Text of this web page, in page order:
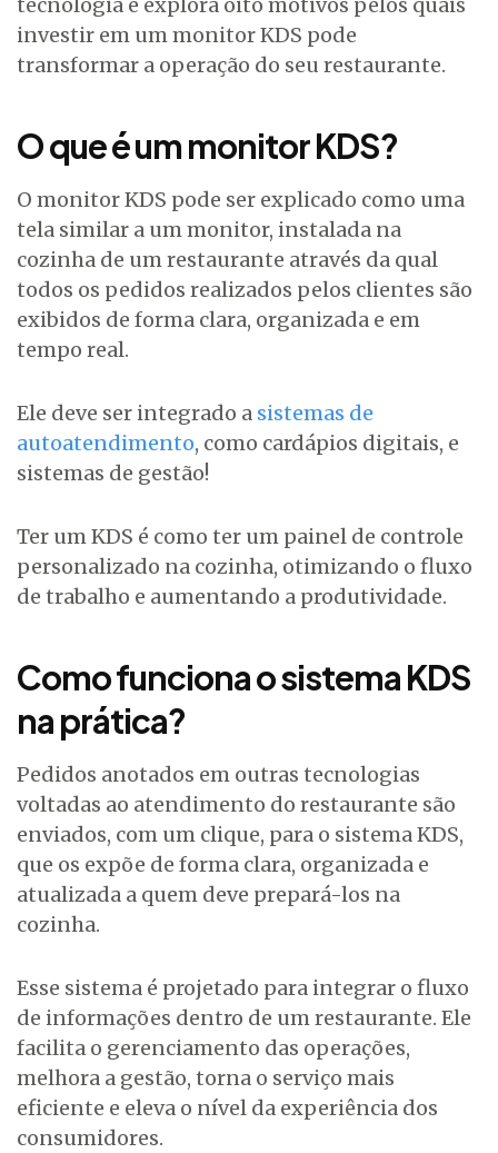
tecnologia e explora oito motivos pelos quais
investir em um monitor KDS pode
transformar a operação do seu restaurante.
O que é um monitor KDS?
O monitor KDS pode ser explicado como uma
tela similar a um monitor, instalada na
cozinha de um restaurante através da qual
todos os pedidos realizados pelos clientes são
exibidos de forma clara, organizada e em
tempo real.
Ele deve ser integrado a sistemas de
autoatendimento, como cardápios digitais, e
sistemas de gestão!
Ter um KDS é como ter um painel de controle
personalizado na cozinha, otimizando o fluxo
de trabalho e aumentando a produtividade.
Como funciona o sistema KDS
na prática?
Pedidos anotados em outras tecnologias
voltadas ao atendimento do restaurante são
enviados, com um clique, para o sistema KDS,
que os expõe de forma clara, organizada e
atualizada a quem deve prepará-los na
cozinha.
Esse sistema é projetado para integrar o fluxo
de informações dentro de um restaurante. Ele
facilita o gerenciamento das operações,
melhora a gestão, torna o serviço mais
eficiente e eleva o nível da experiência dos
consumidores.